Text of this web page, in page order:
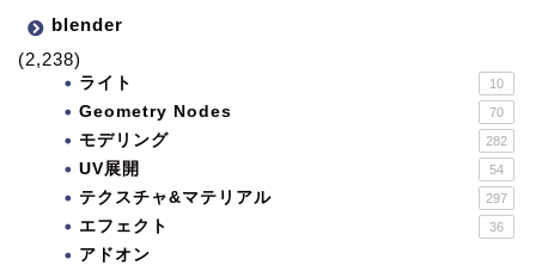
blender
(2,238)
ライト 10
Geometry Nodes 70
モデリング 282
UV展開 54
テクスチャ&マテリアル 297
エフェクト 36
アドオン